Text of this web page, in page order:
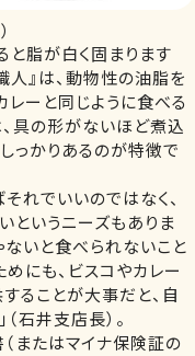
と脂が白く固まります
人』は、動物性の油脂を
レーと同じように食べる
具の形がないほど煮込
っかりあるのが特徴で
れでいいのではなく、
というニーズもありま
ないと食べられないこと
にも、ビスコやカレー
ることが大事だと、自
石井支店長）。
またはマイナ保険証の